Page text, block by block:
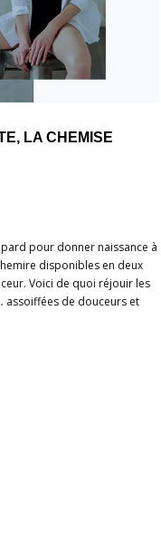
LA CHEMISE
pour donner naissance à
disponibles en deux
Voici de quoi réjouir les
assoiffées de douceurs et